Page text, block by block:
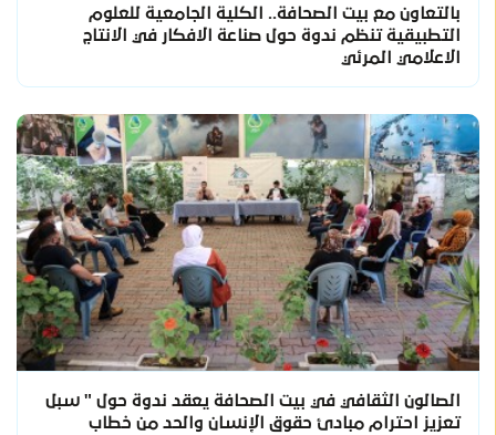
بالتعاون مع بيت الصحافة.. الكلية الجامعية للعلوم
التطبيقية تنظم ندوة حول صناعة الافكار في الانتاج
الاعلامي المرئي
الصالون الثقافي في بيت الصحافة يعقد ندوة حول " سبل
تعزيز احترام مبادئ حقوق الإنسان والحد من خطاب